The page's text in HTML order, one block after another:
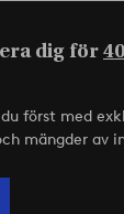
dig för
först med
mängder av